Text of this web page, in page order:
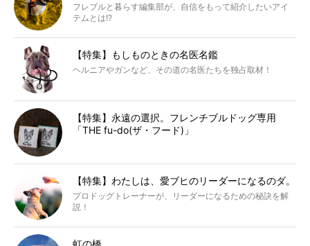
フレブルと暮らす編集部が、自信をもって紹介したいアイ
テムとは!?
【特集】もしものときの名医名鑑
ヘルニアやガンなど、その道の名医たちを独占取材！
【特集】永遠の選択。フレンチブルドッグ専用
「THE fu-do(ザ・フード)」
【特集】わたしは、愛ブヒのリーダーになるのダ。
プロドッグトレーナーが、リーダーになるための秘訣を解
説！
虹の橋